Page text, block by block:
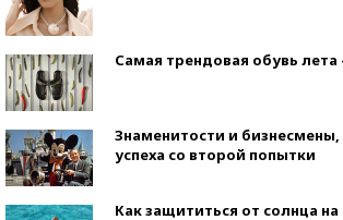
Самая трендовая обувь лета
Знаменитости и
успеха со второй попытки
Как защититься от солнца на